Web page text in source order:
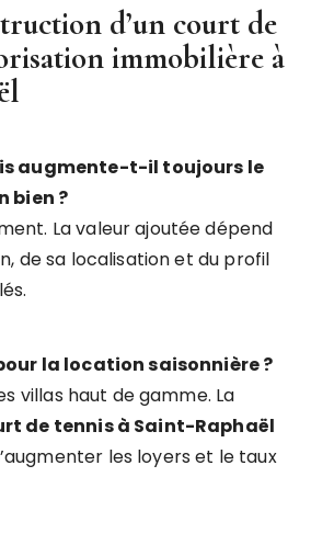
d’un court de
immobilière à
augmente-t-il toujours le
bien ?
La valeur ajoutée dépend
de sa localisation et du profil
la location saisonnière ?
villas haut de gamme. La
de tennis à Saint-Raphaël
les loyers et le taux